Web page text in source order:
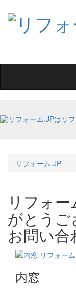
navigation
リフォーム.JP
リフォ
がとうご
お問い合
内窓